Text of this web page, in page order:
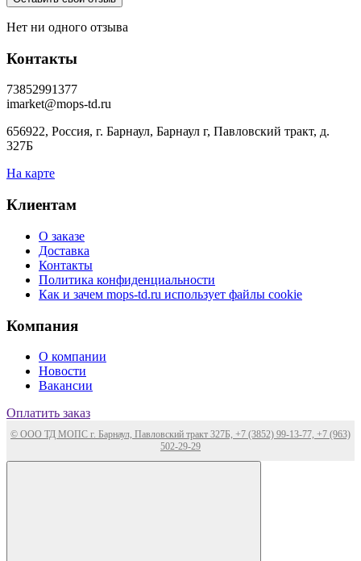
Нет ни одного отзыва
Контакты
73852991377
imarket@mops-td.ru
656922, Россия, г. Барнаул, Барнаул г, Павловский тракт, д.
327Б
На карте
Клиентам
О заказе
Доставка
Контакты
Политика конфиденциальности
Как и зачем mops-td.ru использует файлы cookie
Компания
О компании
Новости
Вакансии
Оплатить заказ
© ООО ТД МОПС г. Барнаул, Павловский тракт 327Б, +7 (3852) 99-13-77, +7 (963)
502-29-29